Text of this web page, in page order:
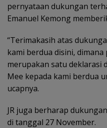
pernyataan dukungan
Emanuel Kemong
“Terimakasih atas
kami berdua disini,
merupakan satu deklarasi
Mee kepada kami berdua
ucapnya.
JR juga berharap
di tanggal 27 November.